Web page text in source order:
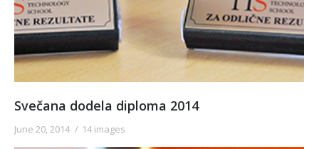
Svečana dodela diploma 2014
June 20, 2014 14 images